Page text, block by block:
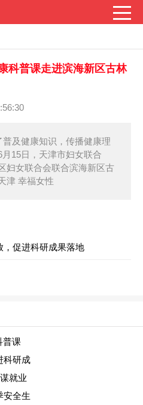
科普课走进滨海新区古林
普及健康知识，传播健康理
15日，天津市妇女联合
妇女联合会联合滨海新区古
津 幸福女性
，促进科研成果落地
普课
科研成
就业
安全生